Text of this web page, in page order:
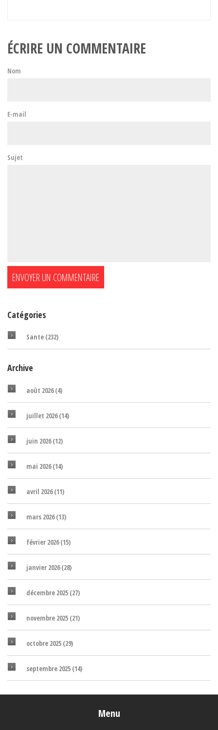
ÉCRIRE UN COMMENTAIRE
Nom
E-mail
Sujet
Catégories
Sante (232)
Archive
août 2026(4)
juillet 2026(14)
juin 2026(12)
mai 2026(14)
avril 2026(11)
mars 2026(13)
février 2026(15)
janvier 2026(28)
décembre 2025 (27)
novembre 2025 (21)
octobre 2025 (29)
septembre 2025 (14)
Menu